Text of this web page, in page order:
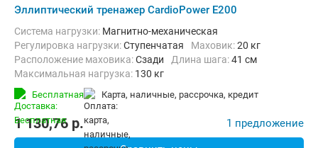
Эллиптический тренажер CardioPower E200
Система нагрузки: Магнитно-механическая
Регулировка нагрузки:Ступенчатая Маховик:20 кг
Расположение маховика:Сзади Длина шага:41 см
Максимальная нагрузка: 130 кг
Бесплатная карта, наличные, рассрочка, кредит
1 130,76 p. 1 предложение